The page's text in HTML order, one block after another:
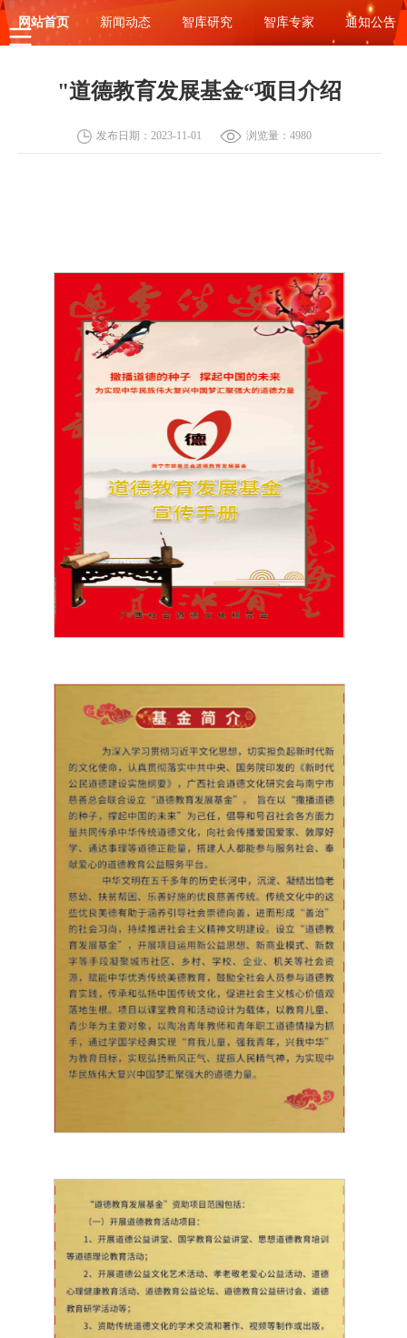
网站首页 新闻动态 智库研究 智库专家 通知公告
"道德教育发展基金“项目介绍
发布日期：2023-11-01 浏览量：4980